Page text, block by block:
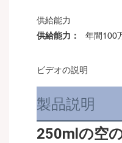
供給能力
供給能力：
年間100
ビデオの説明
製品説明
250mlの空